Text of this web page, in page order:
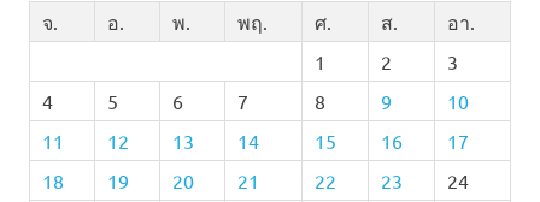
จ.
อ. พ. พฤ. ศ. ส.
อา.
1
2
3
4
5 6 7 8 9
10
11
12 13 14 15 16
17
18
19 20 21 22 23 24